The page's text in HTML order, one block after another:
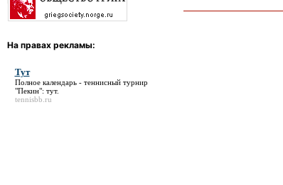
На правах рекламы:
Тут
Полное календарь - теннисный турнир
"Пекин": тут.
tennisbb.ru